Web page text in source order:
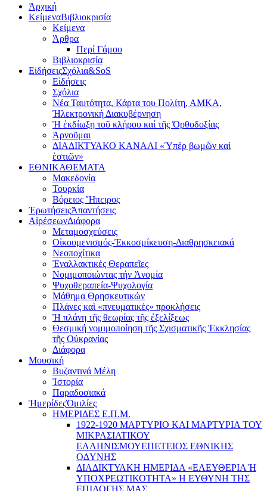
Ἀρχική
ΚείμεναΒιβλιοκρισία
Κείμενα
Άρθρα
Περί Γάμου
Βιβλιοκρισία
ΕἰδήσειςΣχόλια&SoS
Εἰδήσεις
Σχόλια
Νέα Ταυτότητα, Κάρτα του Πολίτη, ΑΜΚΑ,
Ἠλεκτρονική Διακυβέρνηση
Ἡ ἐκδίωξη τοῦ κλήρου καί τῆς Ὀρθοδοξίας
Ἀρνοῦμαι
ΔΙΑΔΙΚΤΥΑΚΟ ΚΑΝΑΛΙ «Ὑπέρ βωμῶν καί
ἑστιῶν»
ΕΘΝΙΚΑΘΕΜΑΤΑ
Μακεδονία
Τουρκία
Βόρειος Ἤπειρος
ἘρωτήσειςἈπαντήσεις
ΑἱρέσεωνΔιάφορα
Μεταμοσχεύσεις
Οἰκουμενισμός-Ἐκκοσμίκευση-Διαθρησκειακά
Νεοποχίτικα
Ἐναλλακτικές Θεραπεῖες
Νομιμοποιώντας τήν Ἀνομία
Ψυχοθεραπεία-Ψυχολογία
Μάθημα Θρησκευτικών
Πλάνες καὶ «πνευματικές» προκλήσεις
Ἡ πλάνη τῆς θεωρίας τῆς ἐξελίξεως
Θεσμική νομιμοποίηση τῆς Σχισματικῆς Ἐκκλησίας
τῆς Οὐκρανίας
Διάφορα
Μουσική
Βυζαντινά Μέλη
Ἰστορία
Παραδοσιακά
ἩμερίδεςὉμιλίες
ΗΜΕΡΙΔΕΣ Ε.Π.Μ.
1922-1920 ΜΑΡΤΥΡΙΟ ΚΑI ΜΑΡΤΥΡIΑ ΤΟΥ
ΜΙΚΡΑΣΙΑΤΙΚΟΥ
EΛΛΗΝΙΣΜΟΥEΠEΤΕΙΟΣ EΘΝΙΚHΣ
O∆YΝΗΣ
ΔΙΑΔΙΚΤΥΑΚΗ ΗΜΕΡΙΔΑ «EΛΕΥΘΕΡΙΑ Ή
YΠΟΧΡΕΩΤΙΚΟΤΗΤΑ» Η ΕΥΘΥΝΗ ΤΗΣ
EΠΙΛΟΓΗΣ ΜΑΣ